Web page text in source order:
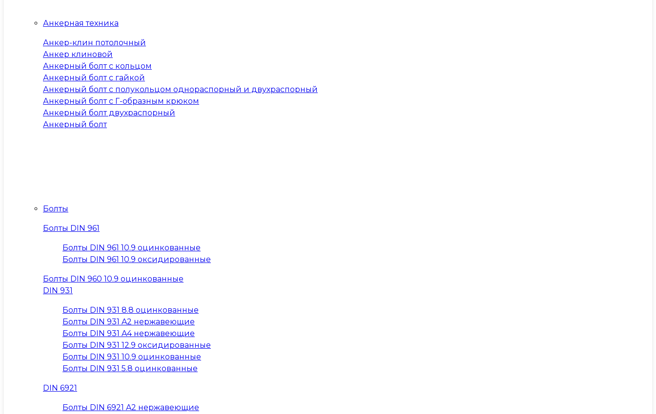
Анкерная техника
Анкер-клин потолочный
Анкер клиновой
Анкерный болт с кольцом
Анкерный болт с гайкой
Анкерный болт с полукольцом однораспорный и двухраспорный
Анкерный болт с Г-образным крюком
Анкерный болт двухраспорный
Анкерный болт
Болты
Болты DIN 961
Болты DIN 961 10.9 оцинкованные
Болты DIN 961 10.9 оксидированные
Болты DIN 960 10.9 оцинкованные
DIN 931
Болты DIN 931 8.8 оцинкованные
Болты DIN 931 A2 нержавеющие
Болты DIN 931 A4 нержавеющие
Болты DIN 931 12.9 оксидированные
Болты DIN 931 10.9 оцинкованные
Болты DIN 931 5.8 оцинкованные
DIN 6921
Болты DIN 6921 A2 нержавеющие